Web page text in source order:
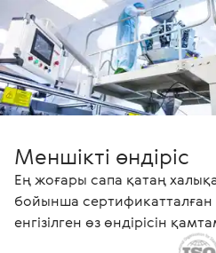
Меншікті өндіріс
Ең жоғары сапа қатаң
бойынша сертификатталған
енгізілген өз өндірісін